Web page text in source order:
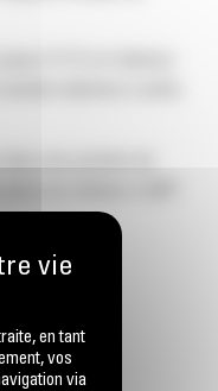
de coupe.
hydrauliques Cat pour
courts et une plage
en tant
vos
via